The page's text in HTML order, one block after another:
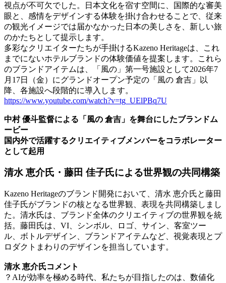
視点が不可欠でした。日本文化を宿す空間に、国際的な審美
眼と、感情をデザインする体験を掛け合わせることで、従来
の観光イメージでは届かなかった日本の美しさを、新しい旅
のかたちとして提示します。
多彩なクリエイターたちが手掛けるKazeno Heritageは、これ
までにないホテルブランドの体験価値を提案します。これら
のブランドアイテムは、「風の」第一号施設として2026年7
月17日（金）にグランドオープン予定の「風の 倉吉」以
降、各施設へ段階的に導入します。
https://www.youtube.com/watch?v=tg_UElPBq7U
中村 優斗監督による「風の 倉吉」を舞台にしたブランドム
ービー
国内外で活躍するクリエイティブメンバーをコラボレーター
として起用
清水 恵介氏・藤田 佳子氏による世界観の共同構築
Kazeno Heritageのブランド開発において、清水 恵介氏と藤田
佳子氏がブランドの核となる世界観、表現を共同構築しまし
た。清水氏は、ブランド全体のクリエイティブの世界観を統
括。藤田氏は、VI、シンボル、ロゴ、サイン、客室ツー
ル、ボトルデザイン、ブランドアイテムなど、視覚表現とプ
ロダクトまわりのデザインを担当しています。
清水 恵介氏コメント
？AIが効率を極める時代、私たちが目指したのは、数値化